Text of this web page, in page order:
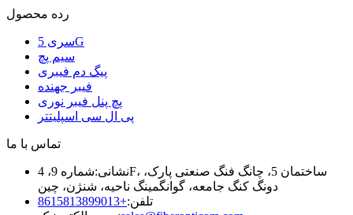
رده محصول
سری 5G
سیم پچ
پیگ دم فیبری
فیبر جهنده
پچ پنل فیبر نوری
پی ال سی اسپلیتتر
تماس با ما
نشانی:
شماره 9، 4F، ساختمان 5، چانگ فنگ صنعتی پارک،
دونگ کنگ جامعه، گوانگمینگ ناحیه، شنژن، چین
تلفن:+8615813899013